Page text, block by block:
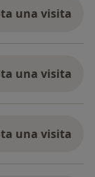
una visita
una visita
una visita